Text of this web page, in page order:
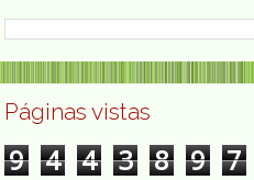
Páginas vistas
9 4 4 3 8 9 7